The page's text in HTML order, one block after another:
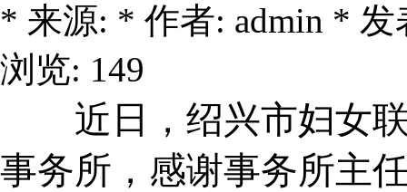
* 来源: * 作者: admin * 发
浏览: 149
近日，绍兴市妇女联
事务所，感谢事务所主